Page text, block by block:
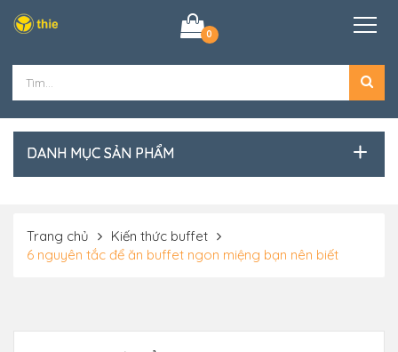
0
DANH MỤC SẢN PHẨM
Trang chủ
Kiến thức buffet
6 nguyên tắc để ăn buffet ngon miệng bạn nên biết